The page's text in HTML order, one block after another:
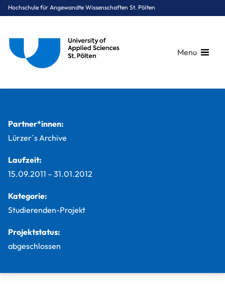
Hochschule für Angewandte Wissenschaften St. Pölten
Menu
Partner*innen:
Lürzer´s Archive
Laufzeit:
15.09.2011 – 31.01.2012
Kategorie:
Studierenden-Projekt
Projektstatus:
abgeschlossen